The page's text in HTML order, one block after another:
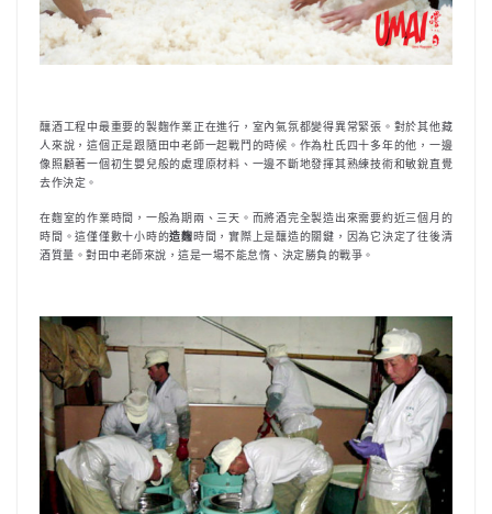
釀酒工程中最重要的製麴作業正在進行，室內氣氛都變得異常緊張。對於其他藏
人來說，這個正是跟隨田中老師一起戰鬥的時候。作為杜氏四十多年的他，一邊
像照顧著一個初生嬰兒般的處理原材料、一邊不斷地發揮其熟練技術和敏銳直覺
去作決定。
在麴室的作業時間，一般為期兩、三天。而將酒完全製造出來需要約近三個月的
時間。這僅僅數十小時的造麴時間，實際上是釀造的關鍵，因為它決定了往後清
酒質量。對田中老師來說，這是一場不能怠惰、決定勝負的戰爭。